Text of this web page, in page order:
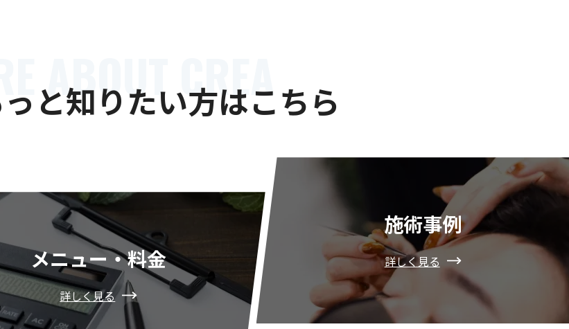
ABOUT CREA
と知りたい方はこちら
メニュー・料金
詳しく見る
施術事例
詳しく見る